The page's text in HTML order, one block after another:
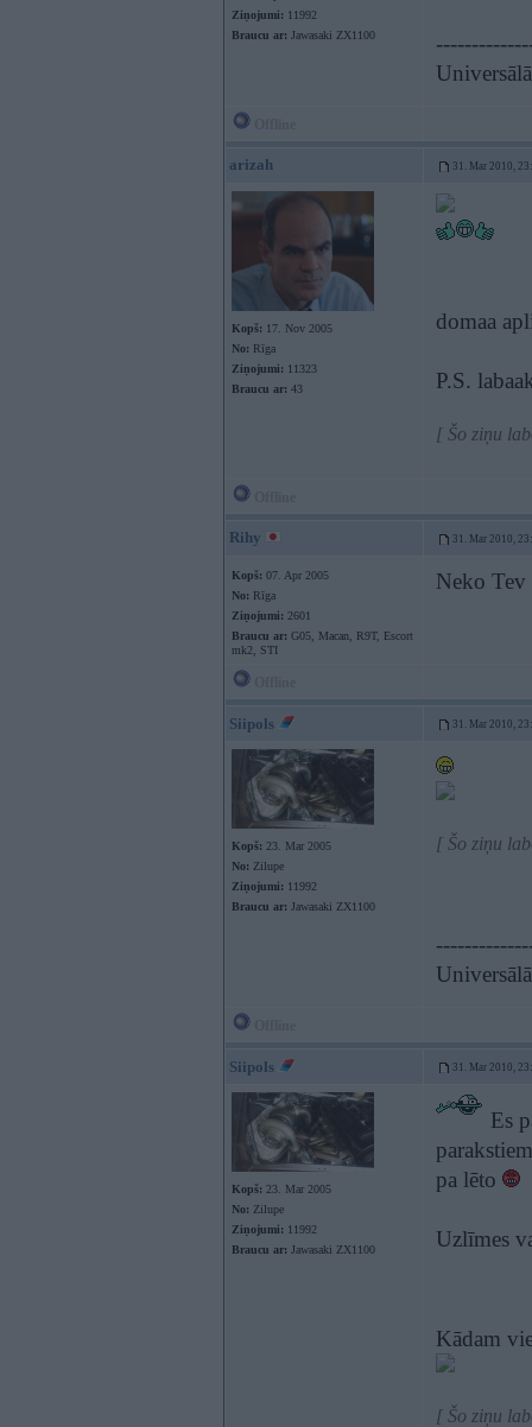
Ziņojumi: 11992
Braucu ar: Jawasaki ZX1100
arizah 31. Mar 2010,
Kopš: 17. Nov 2005
No: Rīga
Ziņojumi: 11323
Braucu ar: 43
domaa
P.S.
[ Šo ziņu
Rihy 31. Mar 2010,
Kopš: 07. Apr 2005
No: Rīga
Ziņojumi: 2601
Braucu ar: G05, Macan, R9T, Escort
mk2, STI
Neko
Siipols 31. Mar 2010,
Kopš: 23. Mar 2005
No: Zilupe
Ziņojumi: 11992
Braucu ar: Jawasaki ZX1100
[ Šo ziņu
Siipols 31. Mar 2010,
Kopš: 23. Mar 2005
No: Zilupe
Ziņojumi: 11992
Braucu ar: Jawasaki ZX1100
Es
pa lēto
Uzlīmes
Kādam
[ Šo ziņu